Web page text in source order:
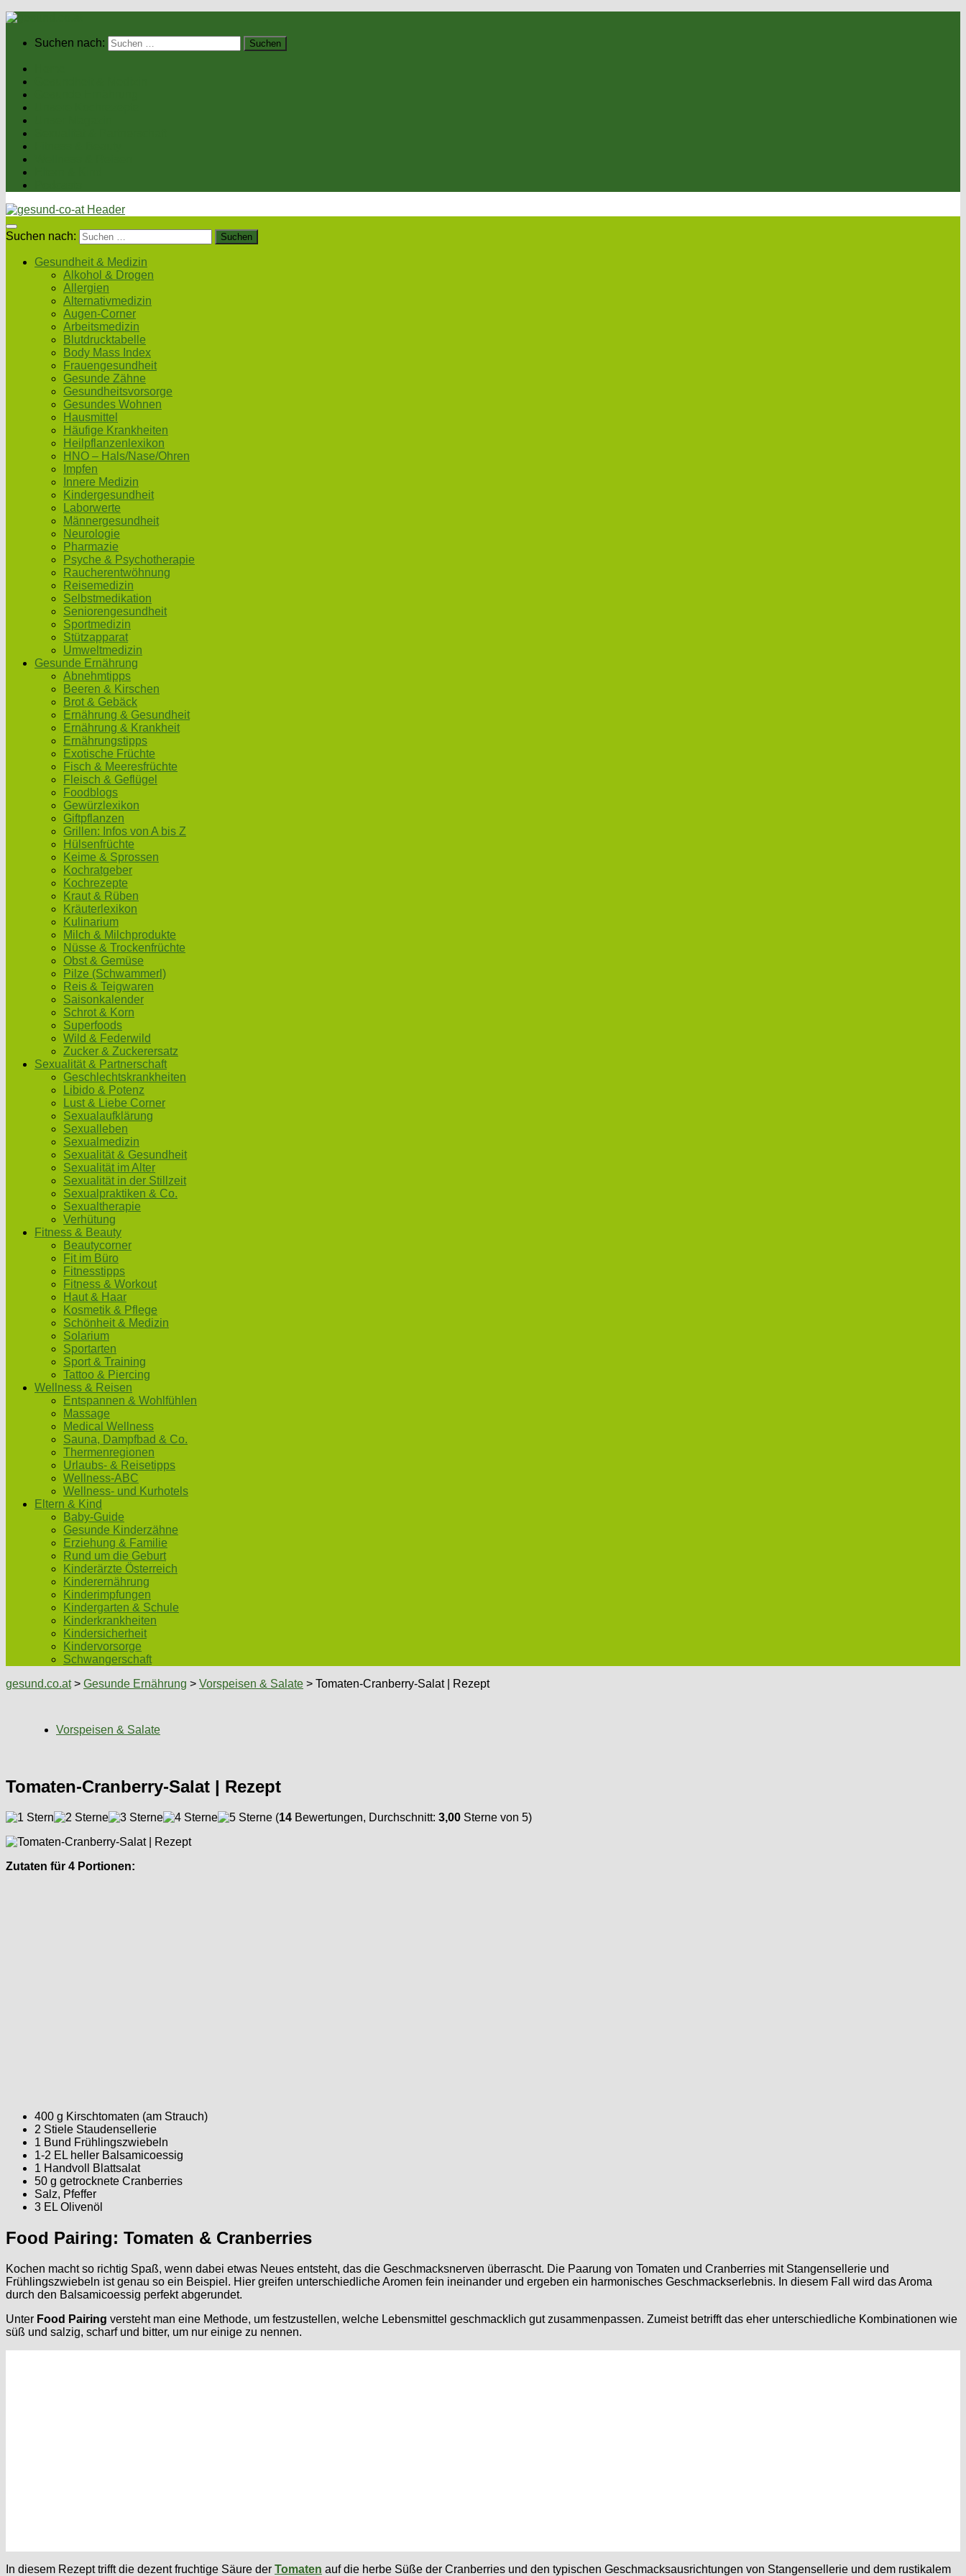
Suchen nach:
Suchen nach:
Gesundheit & Medizin
Alkohol & Drogen
Allergien
Alternativmedizin
Augen-Corner
Arbeitsmedizin
Blutdrucktabelle
Body Mass Index
Frauengesundheit
Gesunde Zähne
Gesundheitsvorsorge
Gesundes Wohnen
Hausmittel
Häufige Krankheiten
Heilpflanzenlexikon
HNO – Hals/Nase/Ohren
Impfen
Innere Medizin
Kindergesundheit
Laborwerte
Männergesundheit
Neurologie
Pharmazie
Psyche & Psychotherapie
Raucherentwöhnung
Reisemedizin
Selbstmedikation
Seniorengesundheit
Sportmedizin
Stützapparat
Umweltmedizin
Gesunde Ernährung
Abnehmtipps
Beeren & Kirschen
Brot & Gebäck
Ernährung & Gesundheit
Ernährung & Krankheit
Ernährungstipps
Exotische Früchte
Fisch & Meeresfrüchte
Fleisch & Geflügel
Foodblogs
Gewürzlexikon
Giftpflanzen
Grillen: Infos von A bis Z
Hülsenfrüchte
Keime & Sprossen
Kochratgeber
Kochrezepte
Kraut & Rüben
Kräuterlexikon
Kulinarium
Milch & Milchprodukte
Nüsse & Trockenfrüchte
Obst & Gemüse
Pilze (Schwammerl)
Reis & Teigwaren
Saisonkalender
Schrot & Korn
Superfoods
Wild & Federwild
Zucker & Zuckerersatz
Sexualität & Partnerschaft
Geschlechtskrankheiten
Libido & Potenz
Lust & Liebe Corner
Sexualaufklärung
Sexualleben
Sexualmedizin
Sexualität & Gesundheit
Sexualität im Alter
Sexualität in der Stillzeit
Sexualpraktiken & Co.
Sexualtherapie
Verhütung
Fitness & Beauty
Beautycorner
Fit im Büro
Fitnesstipps
Fitness & Workout
Haut & Haar
Kosmetik & Pflege
Schönheit & Medizin
Solarium
Sportarten
Sport & Training
Tattoo & Piercing
Wellness & Reisen
Entspannen & Wohlfühlen
Massage
Medical Wellness
Sauna, Dampfbad & Co.
Thermenregionen
Urlaubs- & Reisetipps
Wellness-ABC
Wellness- und Kurhotels
Eltern & Kind
Baby-Guide
Gesunde Kinderzähne
Erziehung & Familie
Rund um die Geburt
Kinderärzte Österreich
Kinderernährung
Kinderimpfungen
Kindergarten & Schule
Kinderkrankheiten
Kindersicherheit
Kindervorsorge
Schwangerschaft
gesund.co.at> Gesunde Ernährung > Vorspeisen & Salate > Tomaten-Cranberry-Salat | Rezept
Vorspeisen & Salate
Tomaten-Cranberry-Salat | Rezept
(14 Bewertungen, Durchschnitt: 3,00 Sterne von 5)
Zutaten für 4 Portionen:
400 g Kirschtomaten (am Strauch)
2 Stiele Staudensellerie
1 Bund Frühlingszwiebeln
1-2 EL heller Balsamicoessig
1 Handvoll Blattsalat
50 g getrocknete Cranberries
Salz, Pfeffer
3 EL Olivenöl
Food Pairing: Tomaten & Cranberries
Kochen macht so richtig Spaß, wenn dabei etwas Neues entsteht, das die Geschmacksnerven überrascht. Die Paarung von Tomaten und Cranberries mit Stangensellerie und
Frühlingszwiebeln ist genau so ein Beispiel. Hier greifen unterschiedliche Aromen fein ineinander und ergeben ein harmonisches Geschmackserlebnis. In diesem Fall wird das Aroma
durch den Balsamicoessig perfekt abgerundet.
Unter Food Pairing versteht man eine Methode, um festzustellen, welche Lebensmittel geschmacklich gut zusammenpassen. Zumeist betrifft das eher unterschiedliche Kombinationen wie
süß und salzig, scharf und bitter, um nur einige zu nennen.
In diesem Rezept trifft die dezent fruchtige Säure der Tomaten auf die herbe Süße der Cranberries und den typischen Geschmacksausrichtungen von Stangensellerie und dem rustikalem